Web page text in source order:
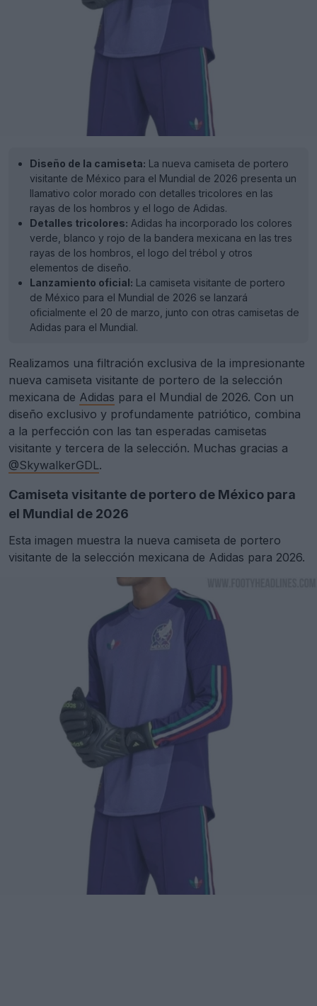
Diseño de la camiseta: La nueva camiseta de portero
visitante de México para el Mundial de 2026 presenta un
llamativo color morado con detalles tricolores en las
rayas de los hombros y el logo de Adidas.
Detalles tricolores: Adidas ha incorporado los colores
verde, blanco y rojo de la bandera mexicana en las tres
rayas de los hombros, el logo del trébol y otros
elementos de diseño.
Lanzamiento oficial: La camiseta visitante de portero
de México para el Mundial de 2026 se lanzará
oficialmente el 20 de marzo, junto con otras camisetas de
Adidas para el Mundial.
Realizamos una filtración exclusiva de la impresionante
nueva camiseta visitante de portero de la selección
mexicana de Adidas para el Mundial de 2026. Con un
diseño exclusivo y profundamente patriótico, combina
a la perfección con las tan esperadas camisetas
visitante y tercera de la selección. Muchas gracias a
@SkywalkerGDL.
Camiseta visitante de portero de México para
el Mundial de 2026
Esta imagen muestra la nueva camiseta de portero
visitante de la selección mexicana de Adidas para 2026.